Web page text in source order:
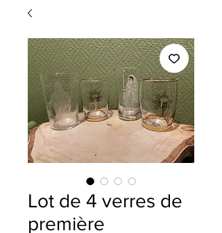
Lot de 4 verres de
première